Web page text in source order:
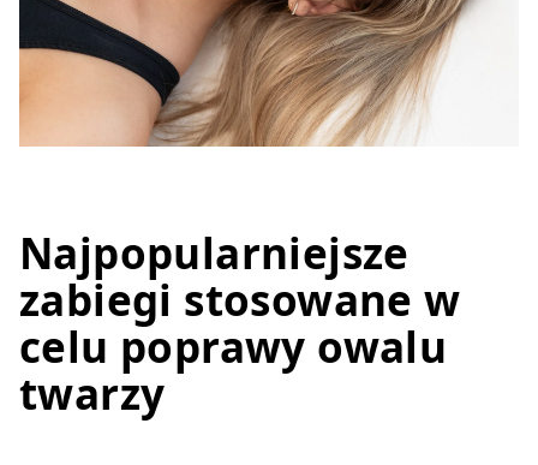
Najpopularniejsze
zabiegi stosowane w
celu poprawy owalu
twarzy